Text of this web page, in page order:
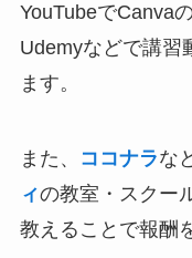
YouTubeでCanva
Udemyなどで講習
ます。
また、 ココナラな
ィの教室・スクー
教えることで報酬